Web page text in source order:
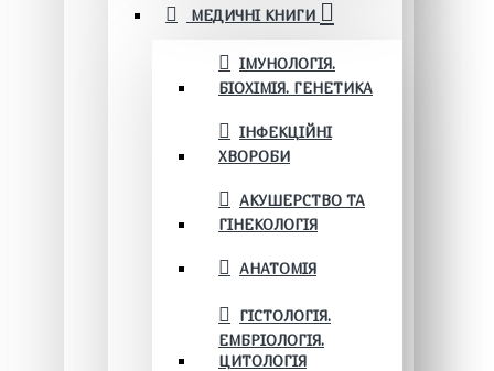
МЕДИЧНІ КНИГИ
ІМУНОЛОГІЯ.
БІОХІМІЯ. ГЕНЕТИКА
ІНФЕКЦІЙНІ
ХВОРОБИ
АКУШЕРСТВО ТА
ГІНЕКОЛОГІЯ
АНАТОМІЯ
ГІСТОЛОГІЯ.
ЕМБРІОЛОГІЯ.
ЦИТОЛОГІЯ